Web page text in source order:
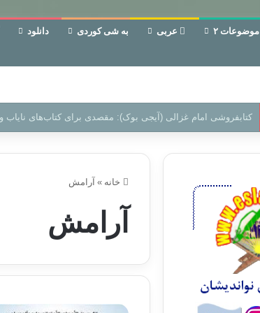
موضوعات ۲ عربی به شی کوردی دانلود
سر دفتر فساد در زمین‌، دوری وکناره‌گیری از راه خداست‌!
خانه » آرامش
آرامش